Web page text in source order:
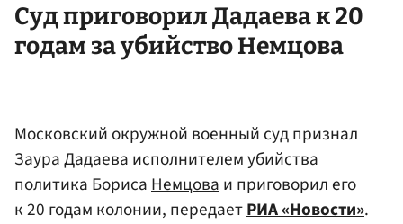
Суд приговорил Дадаева к 20
годам за убийство Немцова
Московский окружной военный суд признал
ЗаураДадаеваисполнителем убийства
политика БорисаНемцоваи приговорил его
к 20 годам колонии, передаетРИА «Новости».